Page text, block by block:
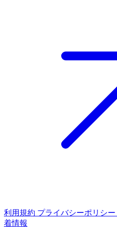
利用規約 プライバシーポリシー
着情報